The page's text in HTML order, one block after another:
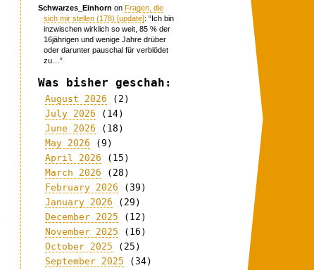
Schwarzes_Einhorn onFragen, die
sich mir stellen (178) [update]: “Ich bin
inzwischen wirklich so weit, 85 % der
16jährigen und wenige Jahre drüber
oder darunter pauschal für verblödet
zu… ”
Was bisher geschah:
August 2026 (2)
July 2026 (14)
June 2026 (18)
May 2026 (9)
April 2026 (15)
March 2026 (28)
February 2026 (39)
January 2026 (29)
December 2025 (12)
November 2025 (16)
October 2025 (25)
September 2025 (34)